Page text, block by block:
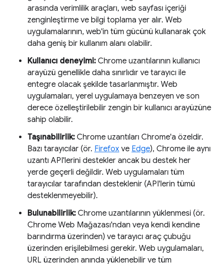
arasında verimlilik araçları, web sayfası içeriği
zenginleştirme ve bilgi toplama yer alır. Web
uygulamalarının, web'in tüm gücünü kullanarak çok
daha geniş bir kullanım alanı olabilir.
Kullanıcı deneyimi: Chrome uzantılarının kullanıcı
arayüzü genellikle daha sınırlıdır ve tarayıcı ile
entegre olacak şekilde tasarlanmıştır. Web
uygulamaları, yerel uygulamaya benzeyen ve son
derece özelleştirilebilir zengin bir kullanıcı arayüzüne
sahip olabilir.
Taşınabilirlik: Chrome uzantıları Chrome'a özeldir.
Bazı tarayıcılar (ör. Firefox ve Edge), Chrome ile aynı
uzantı API'lerini destekler ancak bu destek her
yerde geçerli değildir. Web uygulamaları tüm
tarayıcılar tarafından desteklenir (API'lerin tümü
desteklenmeyebilir).
Bulunabilirlik: Chrome uzantılarının yüklenmesi (ör.
Chrome Web Mağazası'ndan veya kendi kendine
barındırma üzerinden) ve tarayıcı araç çubuğu
üzerinden erişilebilmesi gerekir. Web uygulamaları,
URL üzerinden anında yüklenebilir ve tüm